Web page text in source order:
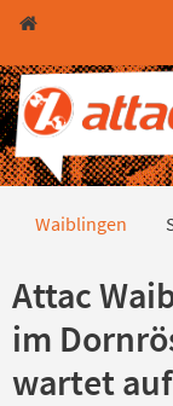
Direkt zum
Direkt zur Haupt-
Direkt zur Service-
Direkt zur Footer-
Direkt zum
Startseite
Waiblingen
Attac
im
wartet